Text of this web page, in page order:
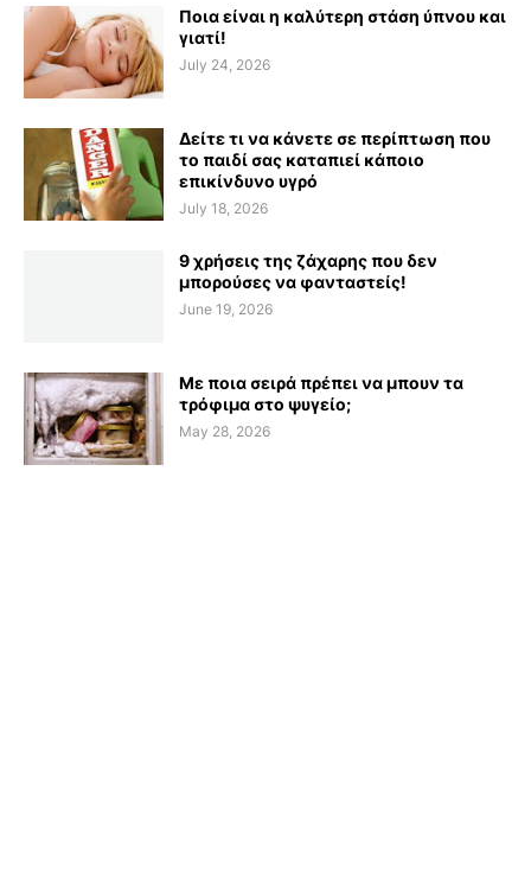
Ποια είναι η καλύτερη στάση ύπνου και
γιατί!
July 24, 2026
Δείτε τι να κάνετε σε περίπτωση που
το παιδί σας καταπιεί κάποιο
επικίνδυνο υγρό
July 18, 2026
9 χρήσεις της ζάχαρης που δεν
μπορούσες να φανταστείς!
June 19, 2026
Με ποια σειρά πρέπει να μπουν τα
τρόφιμα στο ψυγείο;
May 28, 2026